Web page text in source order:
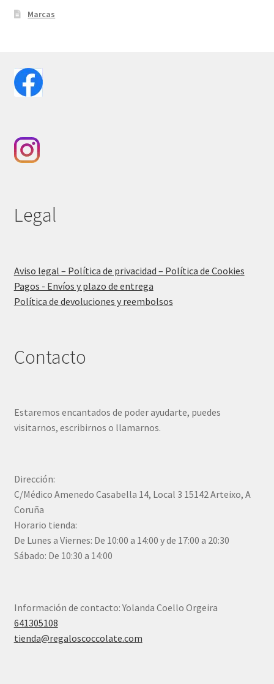
Marcas
Legal
Aviso legal – Política de privacidad – Política de Cookies
Pagos - Envíos y plazo de entrega
Política de devoluciones y reembolsos
Contacto
Estaremos encantados de poder ayudarte, puedes
visitarnos, escribirnos o llamarnos.
Dirección:
C/Médico Amenedo Casabella 14, Local 3 15142 Arteixo, A
Coruña
Horario tienda:
De Lunes a Viernes: De 10:00 a 14:00 y de 17:00 a 20:30
Sábado: De 10:30 a 14:00
Información de contacto: Yolanda Coello Orgeira
641305108
tienda@regaloscoccolate.com